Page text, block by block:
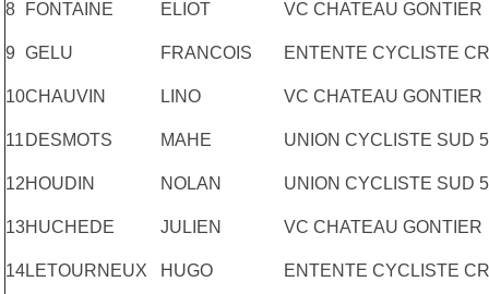
8 FONTAINE ELIOT VC CHATEAU GONTIER
9 GELU FRANCOIS ENTENTE CYCLISTE
10CHAUVIN LINO VC CHATEAU GONTIER
11 DESMOTS MAHE UNION CYCLISTE SUD
12HOUDIN NOLAN UNION CYCLISTE SUD
13HUCHEDE JULIEN VC CHATEAU GONTIER
14LETOURNEUX HUGO ENTENTE CYCLISTE